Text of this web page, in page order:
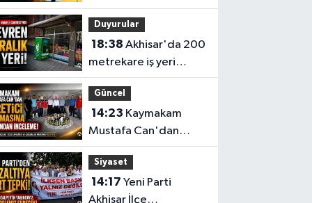
kredi sorununu
Ankara’ya taşıdı
Duyurular
18:38 Akhisar'da 200
metrekare iş yeri
devren kiralık
Güncel
14:23
Mustafa Can'dan
Üretici Süt Ürünleri
tesisine ziyaret
Siyaset
14:17 Yeni Parti
Akhisar İlçe